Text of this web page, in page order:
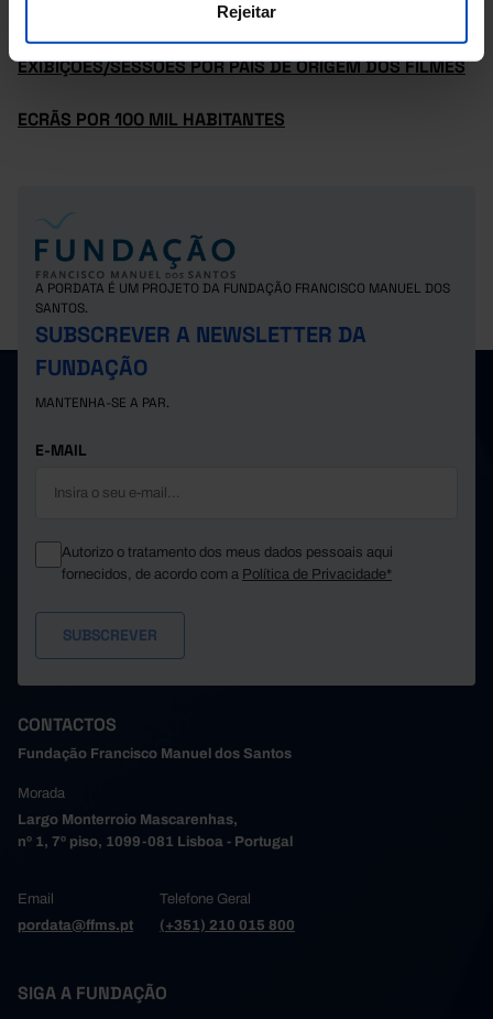
Rejeitar
ESPECTADORES POR MIL HABITANTES
EXIBIÇÕES/SESSÕES POR PAÍS DE ORIGEM DOS FILMES
ECRÃS POR 100 MIL HABITANTES
A PORDATA É UM PROJETO DA FUNDAÇÃO FRANCISCO MANUEL DOS
SANTOS.
SUBSCREVER A NEWSLETTER DA
FUNDAÇÃO
MANTENHA-SE A PAR.
E-MAIL
Autorizo o tratamento dos meus dados pessoais aqui
fornecidos, de acordo com a Política de Privacidade*
CONTACTOS
Fundação Francisco Manuel dos Santos
Morada
Largo Monterroio Mascarenhas,
nº 1, 7º piso, 1099-081 Lisboa - Portugal
Email
pordata@ffms.pt
Telefone Geral
(+351) 210 015 800
SIGA A FUNDAÇÃO